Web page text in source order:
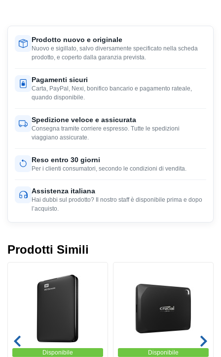
Prodotto nuovo e originale
Nuovo e sigillato, salvo diversamente specificato nella scheda
prodotto, e coperto dalla garanzia prevista.
Pagamenti sicuri
Carta, PayPal, Nexi, bonifico bancario e pagamento rateale,
quando disponibile.
Spedizione veloce e assicurata
Consegna tramite corriere espresso. Tutte le spedizioni
viaggiano assicurate.
Reso entro 30 giorni
Per i clienti consumatori, secondo le condizioni di vendita.
Assistenza italiana
Hai dubbi sul prodotto? Il nostro staff è disponibile prima e dopo
l’acquisto.
Prodotti Simili
Disponibile Disponibile